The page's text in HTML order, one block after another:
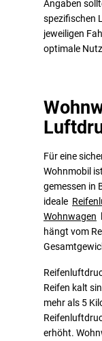
Angaben
spezifischen
jeweiligen
optimale
Für eine
Wohnmobil
gemessen in
ideale
Wohnwagen
hängt vom
Reifen kalt
mehr als 5
erhöht.